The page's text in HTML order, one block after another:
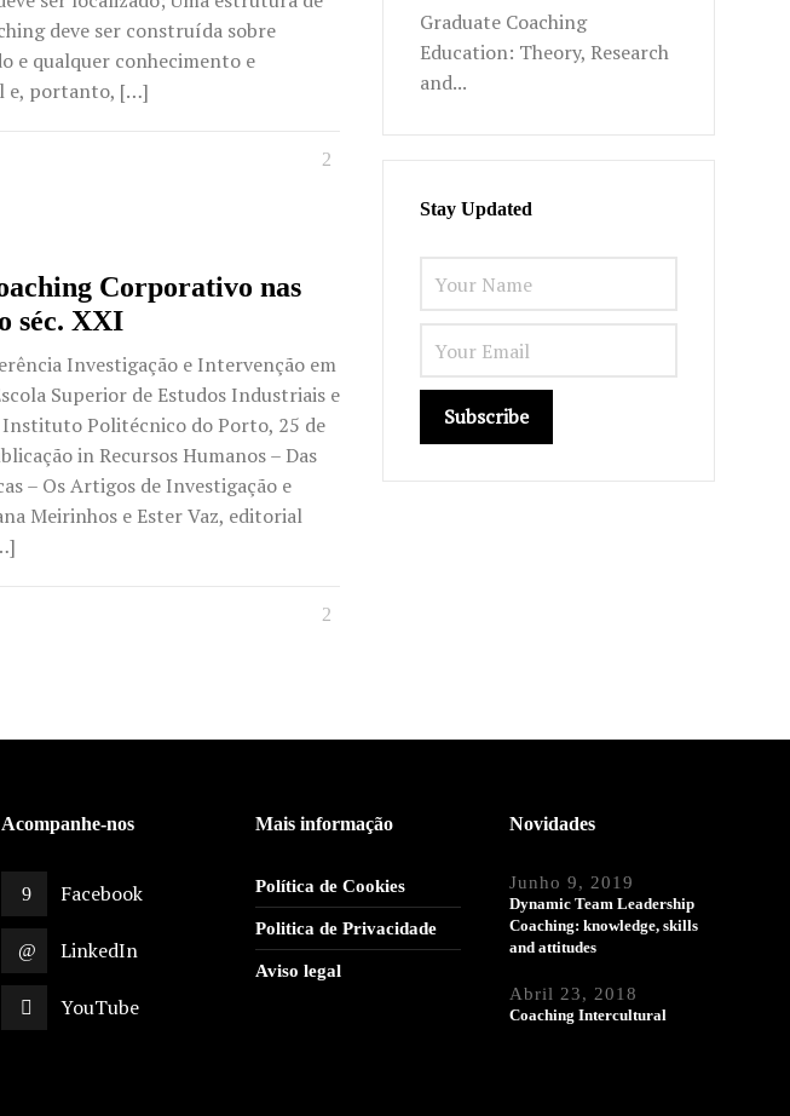
deve ser construída sobre
e qualquer conhecimento e
e, portanto, […]
Corporativo nas
séc. XXI
Investigação e Intervenção em
Superior de Estudos Industriais e
Instituto Politécnico do Porto, 25 de
in Recursos Humanos – Das
– Os Artigos de Investigação e
Meirinhos e Ester Vaz, editorial
Graduate Coaching
Education: Theory, Research
and...
Stay Updated
Acompanhe-nos
Facebook
LinkedIn
YouTube
Mais informação
Política de Cookies
Politica de Privacidade
Aviso legal
Novidades
Junho 9, 2019
Dynamic Team Leadership
Coaching: knowledge, skills
and attitudes
Abril 23, 2018
Coaching Intercultural